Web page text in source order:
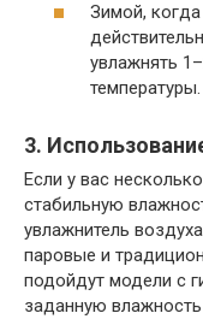
Зимой,
увлажнять
температуры.
3.
Если у вас
стабильную
увлажнитель
паровые и
подойдут модели с
заданную